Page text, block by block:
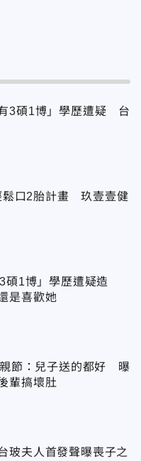
3碩1博」學歷遭疑 台
鬆口2胎計畫 玖壹壹健
碩1博」學歷遭疑造
是喜歡她
節：兒子送的都好 曝
輩搞壞肚
玻夫人首發聲曝喪子之